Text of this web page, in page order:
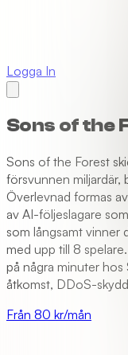
Logga In
Sons of the
Sons of the Forest
försvunnen miljardär,
Överlevnad formas
av AI-följeslagare
som långsamt
med upp till 8
på några minuter
åtkomst, DDoS-
Från 80 kr/mån